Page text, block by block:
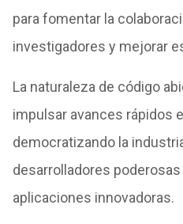
para fomentar la
investigadores y mejorar
La naturaleza de código
impulsar avances rápidos
democratizando la
desarrolladores
aplicaciones innovadoras.